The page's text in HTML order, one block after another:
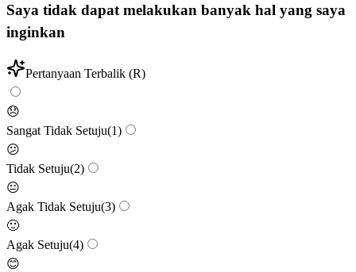
Saya tidak dapat melakukan banyak hal yang saya
inginkan
Pertanyaan Terbalik (R)
😞
Sangat Tidak Setuju(1)
😕
Tidak Setuju(2)
😐
Agak Tidak Setuju(3)
🙂
Agak Setuju(4)
😊